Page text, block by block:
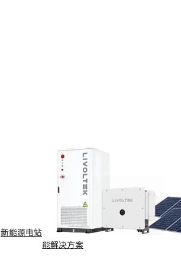
新能源电站
能解决方案